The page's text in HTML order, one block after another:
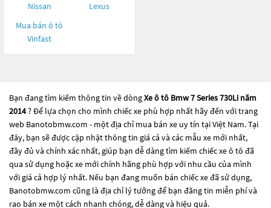
Nissan
Lexus
Mua bán ô tô
Vinfast
Bạn đang tìm kiếm thông tin về dòngXe ô tô Bmw 7 Series 730Li năm
2014? Để lựa chọn cho mình chiếc xe phù hợp nhất hãy đến với trang
web Banotobmw.com - một địa chỉ mua bán xe uy tín tại Việt Nam. Tại
đây, bạn sẽ được cập nhật thông tin giá cả và các mẫu xe mới nhất,
đầy đủ và chính xác nhất, giúp bạn dễ dàng tìm kiếm chiếc xe ô tô đã
qua sử dụng hoặc xe mới chính hãng phù hợp với nhu cầu của mình
với giá cả hợp lý nhất. Nếu bạn đang muốn bán chiếc xe đã sử dụng,
Banotobmw.com cũng là địa chỉ lý tưởng để bạn đăng tin miễn phí và
rao bán xe một cách nhanh chóng, dễ dàng và hiệu quả.